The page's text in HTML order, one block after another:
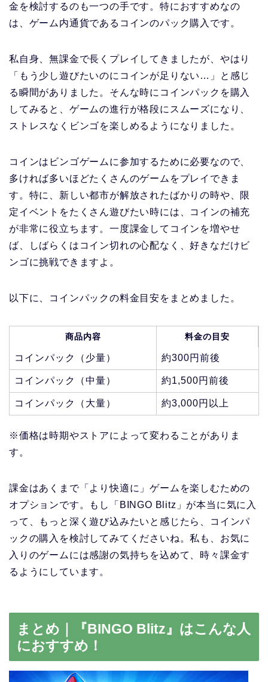
金を検討するのも一つの手です。特におすすめなの
は、ゲーム内通貨であるコインのパック購入です。
私自身、無課金で長くプレイしてきましたが、やはり
「もう少し遊びたいのにコインが足りない…」と感じ
る瞬間がありました。そんな時にコインパックを購入
してみると、ゲームの進行が格段にスムーズになり、
ストレスなくビンゴを楽しめるようになりました。
コインはビンゴゲームに参加するために必要なので、
多ければ多いほどたくさんのゲームをプレイできま
す。特に、新しい都市が解放されたばかりの時や、限
定イベントをたくさん遊びたい時には、コインの補充
が非常に役立ちます。一度課金してコインを増やせ
ば、しばらくはコイン切れの心配なく、好きなだけビ
ンゴに挑戦できますよ。
以下に、コインパックの料金目安をまとめました。
商品内容 料金の目安
コインパック（少量） 約300円前後
コインパック（中量） 約1,500円前後
コインパック（大量） 約3,000円以上
※価格は時期やストアによって変わることがありま
す。
課金はあくまで「より快適に」ゲームを楽しむための
オプションです。もし「BINGO Blitz」が本当に気に入
って、もっと深く遊び込みたいと感じたら、コインパ
ックの購入を検討してみてくださいね。私も、お気に
入りのゲームには感謝の気持ちを込めて、時々課金す
るようにしています。
まとめ｜『BINGO Blitz』はこんな人
におすすめ！